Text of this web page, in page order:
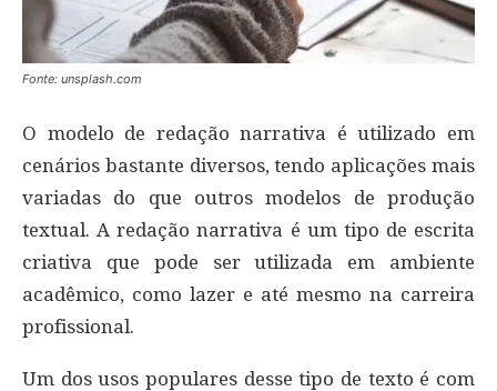
Fonte: unsplash.com
O modelo de redação narrativa é utilizado em
cenários bastante diversos, tendo aplicações mais
variadas do que outros modelos de produção
textual. A redação narrativa é um tipo de escrita
criativa que pode ser utilizada em ambiente
acadêmico, como lazer e até mesmo na carreira
profissional.
Um dos usos populares desse tipo de texto é com